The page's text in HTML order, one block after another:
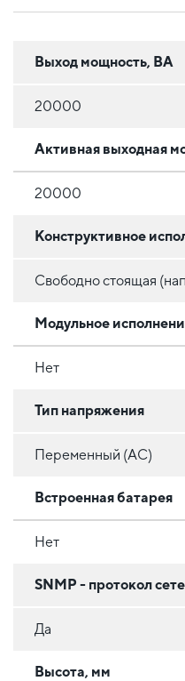
Выход мощность, ВА
20000
Активная выходная
20000
Конструктивное
Свободно стоящая
Модульное
Нет
Тип напряжения
Переменный (AC)
Встроенная батарея
Нет
SNMP - протокол
Да
Высота, мм